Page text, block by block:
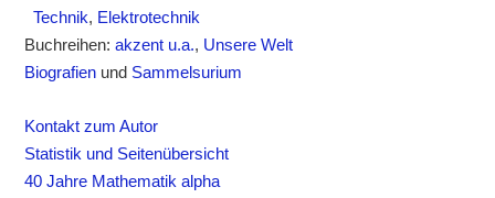
Technik, Elektrotechnik
Buchreihen:akzent u.a., Unsere Welt
Biografien und Sammelsurium
Kontakt zum Autor
Statistik und Seitenübersicht
40 Jahre Mathematik alpha